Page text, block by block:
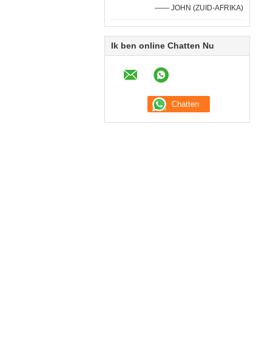
—— JOHN (ZUID-AFRIKA)
Ik ben online Chatten Nu